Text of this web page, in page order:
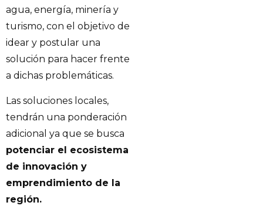
agua, energía, minería y
turismo, con el objetivo de
idear y postular una
solución para hacer frente
a dichas problemáticas.
Las soluciones locales,
tendrán una ponderación
adicional ya que se busca
potenciar el ecosistema
de innovación y
emprendimiento de la
región.